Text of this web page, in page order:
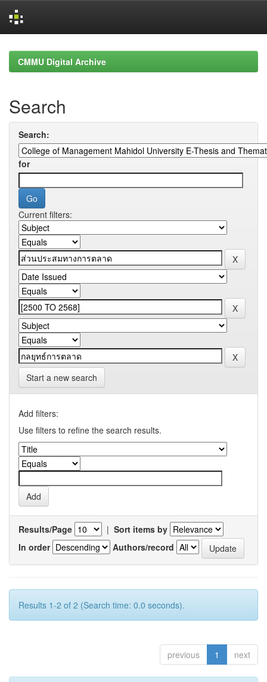
navigationCMMU Digital Archive
Search
Search:
for
Current filters:
Start a new search
Add filters:
Use filters to refine the search results.
Results/Page | Sort items by
In order
Authors/record
Results 1-2 of 2 (Search time: 0.0 seconds).
previous 1 next